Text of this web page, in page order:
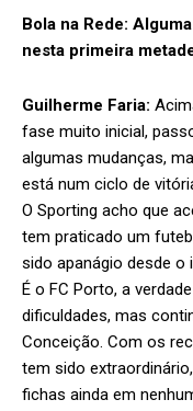
Bola na Rede:
nesta primeira
Guilherme Faria:
fase muito inicial,
algumas mudanças,
está num ciclo de
O Sporting acho que
tem praticado um
sido apanágio desde o
É o FC Porto, a
dificuldades, mas
Conceição. Com os
tem sido
fichas ainda em